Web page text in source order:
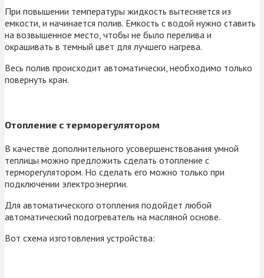
При повышении температуры жидкость вытесняется из
емкости, и начинается полив. Емкость с водой нужно ставить
на возвышенное место, чтобы не было перелива и
окрашивать в темный цвет для лучшего нагрева.
Весь полив происходит автоматически, необходимо только
повернуть кран.
Отопление с терморегулятором
В качестве дополнительного усовершенствования умной
теплицы можно предложить сделать отопление с
терморегулятором. Но сделать его можно только при
подключении электроэнергии.
Для автоматического отопления подойдет любой
автоматический подогреватель на масляной основе.
Вот схема изготовления устройства: